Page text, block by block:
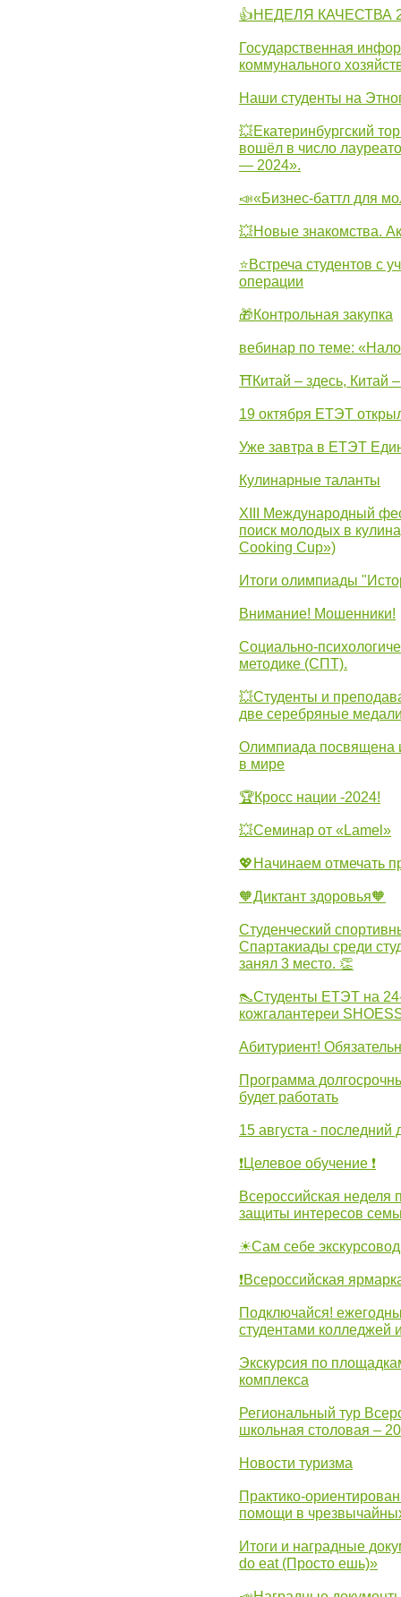
👍НЕДЕЛЯ КАЧЕСТВА
Государственная
коммунального
Наши студенты на
💥Екатеринбургский
вошёл в число
— 2024».
📣«Бизнес-баттл для
💥Новые знакомства.
⭐Встреча студентов с
операции
🎁Контрольная закупка
вебинар по теме:
⛩Китай – здесь, Китай
19 октября ЕТЭТ
Уже завтра в ЕТЭТ
Кулинарные таланты
XIII Международный
поиск молодых в
Cooking Cup»)
Итоги олимпиады
Внимание! Мошенники!
Социально-
методике (СПТ).
💥Студенты и
две серебряные
Олимпиада посвящена
в мире
🏆Кросс нации -2024!
💥Семинар от «Lamel»
💖Начинаем отмечать
🧡Диктант здоровья🧡
Студенческий
Спартакиады среди
занял 3 место. 👏
👠Студенты ЕТЭТ на
кожгалантереи
Абитуриент!
Программа
будет работать
15 августа - последний
❗Целевое обучение ❗
Всероссийская
защиты интересов
☀Сам себе экскурсовод
❗Всероссийская
Подключайся!
студентами колледжей
Экскурсия по
комплекса
Региональный тур
школьная столовая –
Новости туризма
Практико-
помощи в
Итоги и наградные
do eat (Просто ешь)»